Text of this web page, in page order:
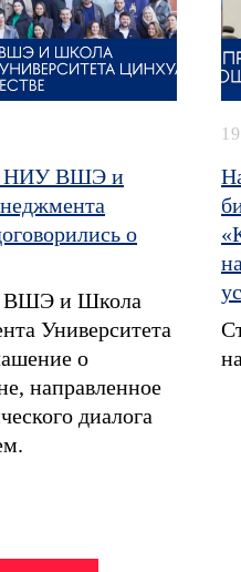
НИУ ВШЭ и
о
ВШЭ и Школа
Университета
о
направленное
диалога